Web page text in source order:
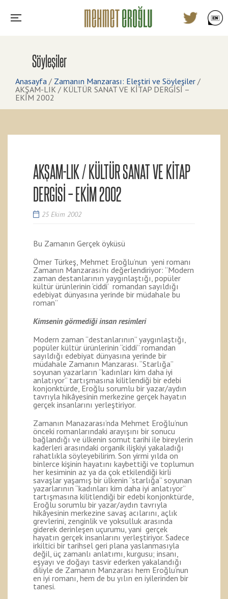
Söyleşiler
Anasayfa / Zamanın Manzarası: Eleştiri ve Söyleşiler /
AKŞAM-LIK / KÜLTÜR SANAT VE KİTAP DERGİSİ –
EKİM 2002
AKŞAM-LIK / KÜLTÜR SANAT VE KİTAP
DERGİSİ – EKİM 2002
25 Ekim 2002
Bu Zamanın Gerçek öyküsü
Ömer Türkeş, Mehmet Eroğlu’nun yeni romanı
Zamanın Manzarası’nı değerlendiriyor: “Modern
zaman destanlarının yaygınlaştığı, popüler
kültür ürünlerinin ‘ciddi’ romandan sayıldığı
edebiyat dünyasına yerinde bir müdahale bu
roman”
Kimsenin görmediği insan resimleri
Modern zaman “destanlarının” yaygınlaştığı,
popüler kültür ürünlerinin “ciddi” romandan
sayıldığı edebiyat dünyasına yerinde bir
müdahale Zamanın Manzarası. “Starlığa”
soyunan yazarların “kadınları kim daha iyi
anlatıyor” tartışmasına kilitlendiği bir edebi
konjonktürde, Eroğlu sorumlu bir yazar/aydın
tavrıyla hikâyesinin merkezine gerçek hayatın
gerçek insanlarını yerleştiriyor.
Zamanın Manazarası’nda Mehmet Eroğlu’nun
önceki romanlarındaki arayışını bir sonucu
bağlandığı ve ülkenin somut tarihi ile bireylerin
kaderleri arasındaki organik ilişkiyi yakaladığı
rahatlıkla söyleyebilirim. Son yirmi yılda on
binlerce kişinin hayatını kaybettiği ve toplumun
her kesiminin az ya da çok etkilendiği kirli
savaşlar yaşamış bir ülkenin “starlığa” soyunan
yazarlarının “kadınları kim daha iyi anlatıyor”
tartışmasına kilitlendiği bir edebi konjonktürde,
Eroğlu sorumlu bir yazar/aydın tavrıyla
hikâyesinin merkezine savaş acılarını, açlık
grevlerini, zenginlik ve yoksulluk arasında
giderek derinleşen uçurumu, yani gerçek
hayatın gerçek insanlarını yerleştiriyor. Sadece
irkiltici bir tarihsel geri plana yaslanmasıyla
değil, üç zamanlı anlatımı, kurgusu; insanı,
eşyayı ve doğayı tasvir ederken yakalandığı
diliyle de Zamanın Manzarası hem Eroğlu’nun
en iyi romanı, hem de bu yılın en iyilerinden bir
tanesi.